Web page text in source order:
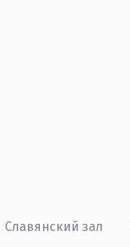
Славянский зал